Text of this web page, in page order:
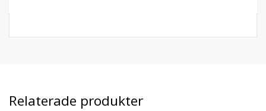
Relaterade produkter